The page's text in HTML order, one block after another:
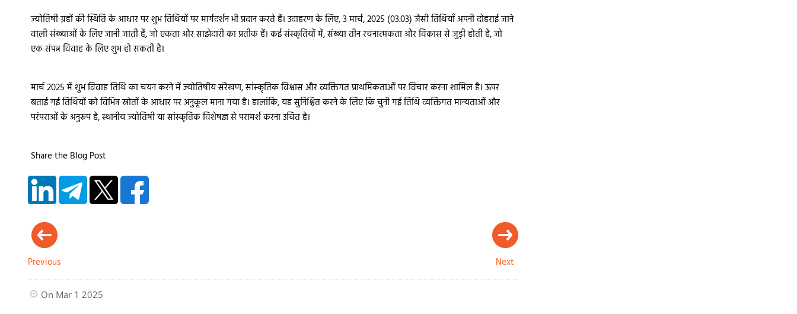
ज्योतिषी ग्रहों की स्थिति के आधार पर शुभ तिथियों पर मार्गदर्शन भी प्रदान करते हैं। उदाहरण के लिए, 3 मार्च, 2025 (03.03) जैसी तिथियाँ अपनी दोहराई जाने
वाली संख्याओं के लिए जानी जाती हैं, जो एकता और साझेदारी का प्रतीक हैं। कई संस्कृतियों में, संख्या तीन रचनात्मकता और विकास से जुड़ी होती है, जो
एक संपन्न विवाह के लिए शुभ हो सकती है।
मार्च 2025 में शुभ विवाह तिथि का चयन करने में ज्योतिषीय संरेखण, सांस्कृतिक विश्वास और व्यक्तिगत प्राथमिकताओं पर विचार करना शामिल है। ऊपर
बताई गई तिथियों को विभिन्न स्रोतों के आधार पर अनुकूल माना गया है। हालांकि, यह सुनिश्चित करने के लिए कि चुनी गई तिथि व्यक्तिगत मान्यताओं और
परंपराओं के अनुरूप है, स्थानीय ज्योतिषी या सांस्कृतिक विशेषज्ञ से परामर्श करना उचित है।
Share the Blog Post
Previous Next
On Mar 1 2025